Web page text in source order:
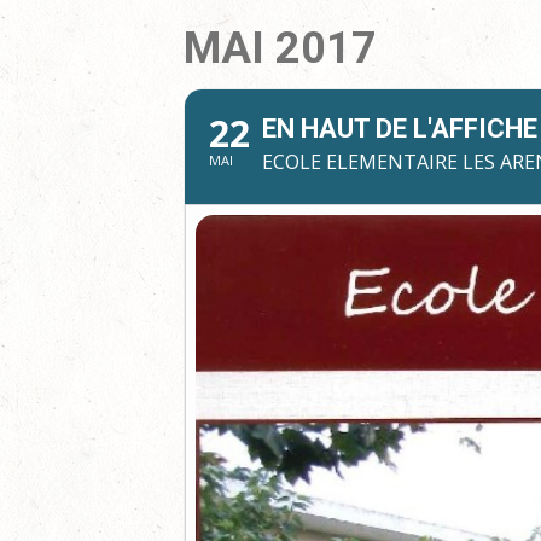
MAI 2017
22
MAI
EN HAUT DE L'AFFICHE
ECOLE ELEMENTAIRE LES